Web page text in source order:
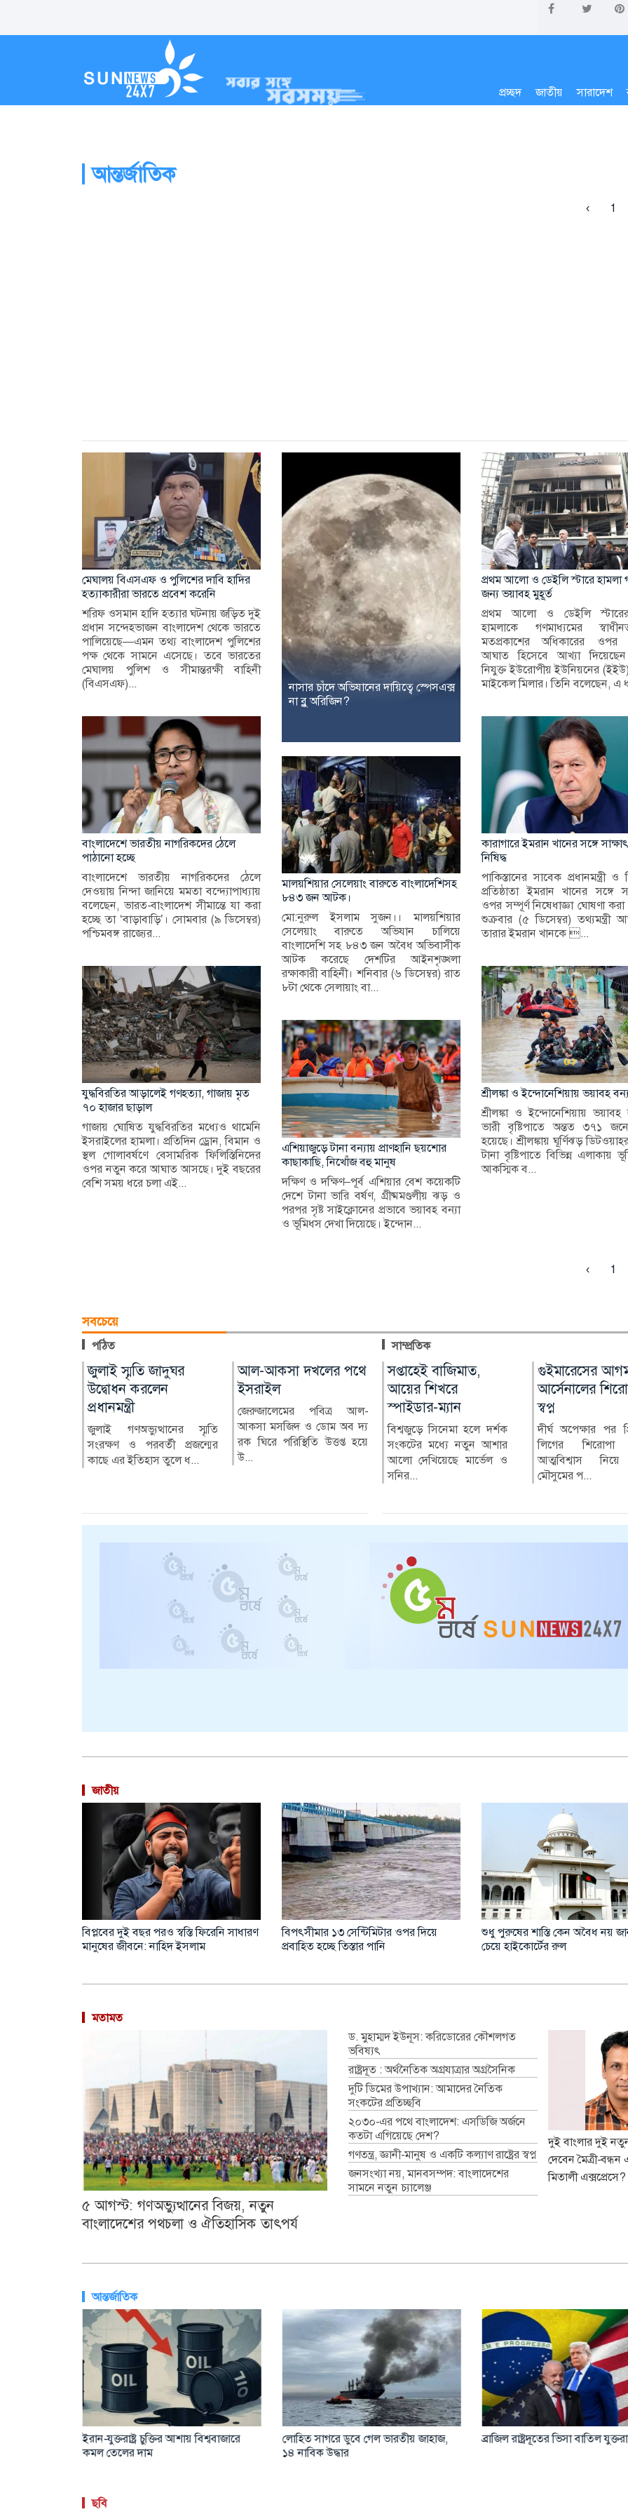
প্রচ্ছদ জাতীয় সারাদেশ
আন্তর্জাতিক
‹ 1
মেঘালয় বিএসএফ ও পুলিশের দাবি হাদির
হত্যাকারীরা ভারতে প্রবেশ করেনি
শরিফ ওসমান হাদি হত্যার ঘটনায় জড়িত দুই
প্রধান সন্দেহভাজন বাংলাদেশ থেকে ভারতে
পালিয়েছে—এমন তথ্য বাংলাদেশ পুলিশের
পক্ষ থেকে সামনে এসেছে। তবে ভারতের
মেঘালয় পুলিশ ও সীমান্তরক্ষী বাহিনী
(বিএসএফ)...
নাসার চাঁদে অভিযানের দায়িত্বে স্পেসএক্স
না ব্লু অরিজিন?
প্রথম আলো ও ডেইলি স্টারে হামলা
জন্য ভয়াবহ মুহূর্ত
প্রথম আলো ও ডেইলি
হামলাকে গণমাধ্যমের
মতপ্রকাশের অধিকারের ওপর
আঘাত হিসেবে আখ্যা দিয়েছেন
নিযুক্ত ইউরোপীয় ইউনিয়নের (ইইউ)
মাইকেল মিলার। তিনি বলেছেন, এ
বাংলাদেশে ভারতীয় নাগরিকদের ঠেলে
পাঠানো হচ্ছে
বাংলাদেশে ভারতীয় নাগরিকদের ঠেলে
দেওয়ায় নিন্দা জানিয়ে মমতা বন্দ্যোপাধ্যায়
বলেছেন, ভারত-বাংলাদেশ সীমান্তে যা করা
হচ্ছে তা ‘বাড়াবাড়ি’। সোমবার (৯ ডিসেম্বর)
পশ্চিমবঙ্গ রাজ্যের...
মালয়শিয়ার সেলেয়াং বারুতে বাংলাদেশিসহ
৮৪৩ জন আটক।
মো:নুরুল ইসলাম সুজন।। মালয়শিয়ার
সেলেয়াং বারুতে অভিযান চালিয়ে
বাংলাদেশি সহ ৮৪৩ জন অবৈধ অভিবাসীক
আটক করেছে দেশটির আইনশৃঙ্খলা
রক্ষাকারী বাহিনী। শনিবার (৬ ডিসেম্বর) রাত
৮টা থেকে সেলায়াং বা...
কারাগারে ইমরান খানের সঙ্গে
নিষিদ্ধ
পাকিস্তানের সাবেক প্রধানমন্ত্রী
প্রতিষ্ঠাতা ইমরান খানের সঙ্গে
ওপর সম্পূর্ণ নিষেধাজ্ঞা ঘোষণা করা
শুক্রবার (৫ ডিসেম্বর) তথ্যমন্ত্রী
তারার ইমরান খানকে ...
যুদ্ধবিরতির আড়ালেই গণহত্যা, গাজায় মৃত
৭০ হাজার ছাড়াল
গাজায় ঘোষিত যুদ্ধবিরতির মধ্যেও থামেনি
ইসরাইলের হামলা। প্রতিদিন ড্রোন, বিমান ও
স্থল গোলাবর্ষণে বেসামরিক ফিলিস্তিনিদের
ওপর নতুন করে আঘাত আসছে। দুই বছরের
বেশি সময় ধরে চলা এই...
এশিয়াজুড়ে টানা বন্যায় প্রাণহানি ছয়শোর
কাছাকাছি, নিখোঁজ বহু মানুষ
দক্ষিণ ও দক্ষিণ–পূর্ব এশিয়ার বেশ কয়েকটি
দেশে টানা ভারি বর্ষণ, গ্রীষ্মমণ্ডলীয় ঝড় ও
পরপর সৃষ্ট সাইক্লোনের প্রভাবে ভয়াবহ বন্যা
ও ভূমিধস দেখা দিয়েছে। ইন্দোন...
শ্রীলঙ্কা ও ইন্দোনেশিয়ায় ভয়াবহ
শ্রীলঙ্কা ও ইন্দোনেশিয়ায়
ভারী বৃষ্টিপাতে অন্তত ৩৭১
হয়েছে। শ্রীলঙ্কায় ঘূর্ণিঝড়
টানা বৃষ্টিপাতে বিভিন্ন এলাকায়
আকস্মিক ব...
‹ 1
সবচেয়ে
পঠিত সাম্প্রতিক
জুলাই স্মৃতি জাদুঘর
উদ্বোধন করলেন
প্রধানমন্ত্রী
জুলাই গণঅভ্যুত্থানের স্মৃতি
সংরক্ষণ ও পরবর্তী প্রজন্মের
কাছে এর ইতিহাস তুলে ধ...
আল-আকসা দখলের পথে
জেরুজালেমের পবিত্র আল-
আকসা মসজিদ ও ডোম অব দ্য
রক ঘিরে পরিস্থিতি উত্তপ্ত হয়ে
মারা গেছেন ‘গজনি’ খ্যাত
অভিনেতা প্রদীপ রাওয়াত
ভারতীয় চলচ্চিত্রের পরিচিত মুখ
ও ‘গজনি’ সিনেমার খলনায়ক
চরিত্রে জনপ...
বোয়ালমারীতে
নিয়মবহির্ভূতভাবে
বিদ্যালয়ের মালামাল
বিক্রির অভিযোগ
ফরিদপুরের বোয়ালমারী
উপজেলার গোহাইলবাড়ী
মাধ্যমিক বিদ্যালয়ের টেন্ডারের
হামের প্রকোপে
চিকিৎসা ব্যয়ে নিঃস্ব
পরিবার
বাংলাদেশে আবারও হামের
সংক্রমণ উদ্বেগজনক পর্যায়ে
পৌঁছেছে। একসময় নিয়ন্ত্রণে...
হাছান মাহমুদসহ ২২
জনের বিরুদ্ধে সাক্ষ্য
শুরু আজ
জুলাই গণ–অভ্যুত্থানের সময়
চট্টগ্রামে ওয়াসিমসহ
ছয়জনকে হত্যার ঘটনায় করা
সপ্তাহেই বাজিমাত,
আয়ের শিখরে
স্পাইডার-ম্যান
বিশ্বজুড়ে সিনেমা হলে দর্শক
সংকটের মধ্যে নতুন আশার
আলো দেখিয়েছে মার্ভেল ও
গুইমারেসের আগমনে
আর্সেনালের শিরোপা
দীর্ঘ অপেক্ষার পর প্রিমিয়ার
লিগের শিরোপা জয়ের
আত্মবিশ্বাস নিয়ে নতুন
মৌসুমের প...
জাতীয়
বিপ্লবের দুই বছর পরও স্বস্তি ফিরেনি সাধারণ
মানুষের জীবনে: নাহিদ ইসলাম
বিপৎসীমার ১৩ সেন্টিমিটার ওপর দিয়ে
প্রবাহিত হচ্ছে তিস্তার পানি
শুধু পুরুষের শাস্তি কেন অবৈধ নয়
চেয়ে হাইকোর্টের রুল
মতামত
৫ আগস্ট: গণঅভ্যুত্থানের বিজয়, নতুন
বাংলাদেশের পথচলা ও ঐতিহাসিক তাৎপর্য
ড. মুহাম্মদ ইউনূস: করিডোরের কৌশলগত
ভবিষ্যৎ
রাষ্ট্রদূত : অর্থনৈতিক অগ্রযাত্রার অগ্রসৈনিক
দুটি ডিমের উপাখ্যান: আমাদের নৈতিক
সংকটের প্রতিচ্ছবি
২০৩০-এর পথে বাংলাদেশ: এসডিজি অর্জনে
কতটা এগিয়েছে দেশ?
গণতন্ত্র, জ্ঞানী-মানুষ ও একটি কল্যাণ রাষ্ট্রের স্বপ্ন
জনসংখ্যা নয়, মানবসম্পদ: বাংলাদেশের
সামনে নতুন চ্যালেঞ্জ
দুই বাংলার দুই
দেবেন মৈত্রী-বন্ধন
মিতালী এক্সপ্রেসে?
আন্তর্জাতিক
ইরান-যুক্তরাষ্ট্র চুক্তির আশায় বিশ্ববাজারে
কমল তেলের দাম
লোহিত সাগরে ডুবে গেল ভারতীয় জাহাজ,
১৪ নাবিক উদ্ধার
ব্রাজিল রাষ্ট্রদূতের ভিসা বাতিল
ছবি